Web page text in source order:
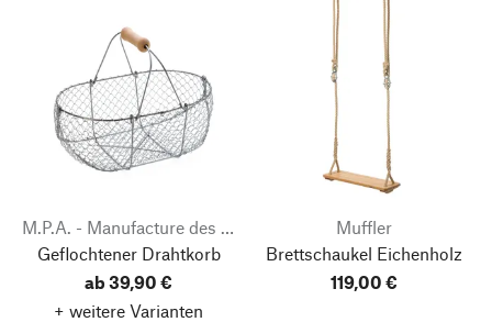
M.P.A. - Manufacture des Production
Geflochtener Drahtkorb
ab 39,90 €
+ weitere Varianten
Muffler
Brettschaukel Eichenholz
119,00 €